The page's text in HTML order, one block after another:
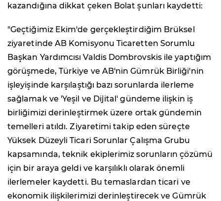
kazandığına dikkat çeken Bolat şunları kaydetti:
"Geçtiğimiz Ekim'de gerçekleştirdiğim Brüksel
ziyaretinde AB Komisyonu Ticaretten Sorumlu
Başkan Yardımcısı Valdis Dombrovskis ile yaptığım
görüşmede, Türkiye ve AB'nin Gümrük Birliği'nin
işleyişinde karşılaştığı bazı sorunlarda ilerleme
sağlamak ve 'Yeşil ve Dijital' gündeme ilişkin iş
birliğimizi derinleştirmek üzere ortak gündemin
temelleri atıldı. Ziyaretimi takip eden süreçte
Yüksek Düzeyli Ticari Sorunlar Çalışma Grubu
kapsamında, teknik ekiplerimiz sorunların çözümü
için bir araya geldi ve karşılıklı olarak önemli
ilerlemeler kaydetti. Bu temaslardan ticari ve
ekonomik ilişkilerimizi derinleştirecek ve Gümrük